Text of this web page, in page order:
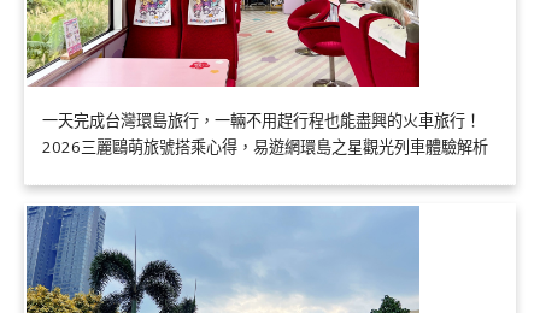
一天完成台灣環島旅行，一輛不用趕行程也能盡興的火車旅行！
2026三麗鷗萌旅號搭乘心得，易遊網環島之星觀光列車體驗解析